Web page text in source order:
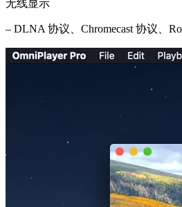
无线显示
– DLNA 协议、Chromecast 协议、